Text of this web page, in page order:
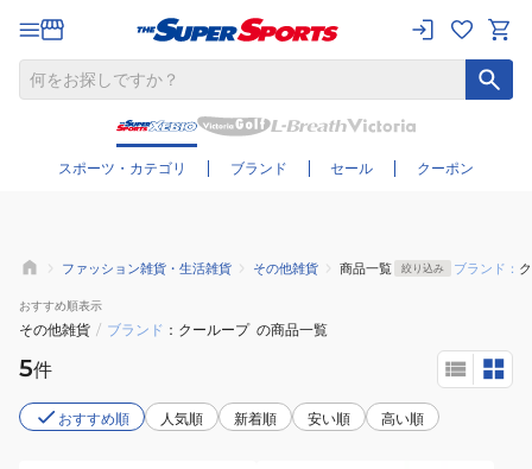
スポーツ・カテゴリ ブランド セール クーポン
さらに絞り込む
ファッション雑貨・生活雑貨 その他雑貨 商品一覧 絞り込み ブランド：
おすすめ順表示
その他雑貨 / ブランド クーループ の商品一覧
5件
おすすめ順 人気順 新着順 安い順 高い順